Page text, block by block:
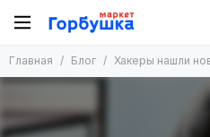
Главная Блог Хакеры нашли